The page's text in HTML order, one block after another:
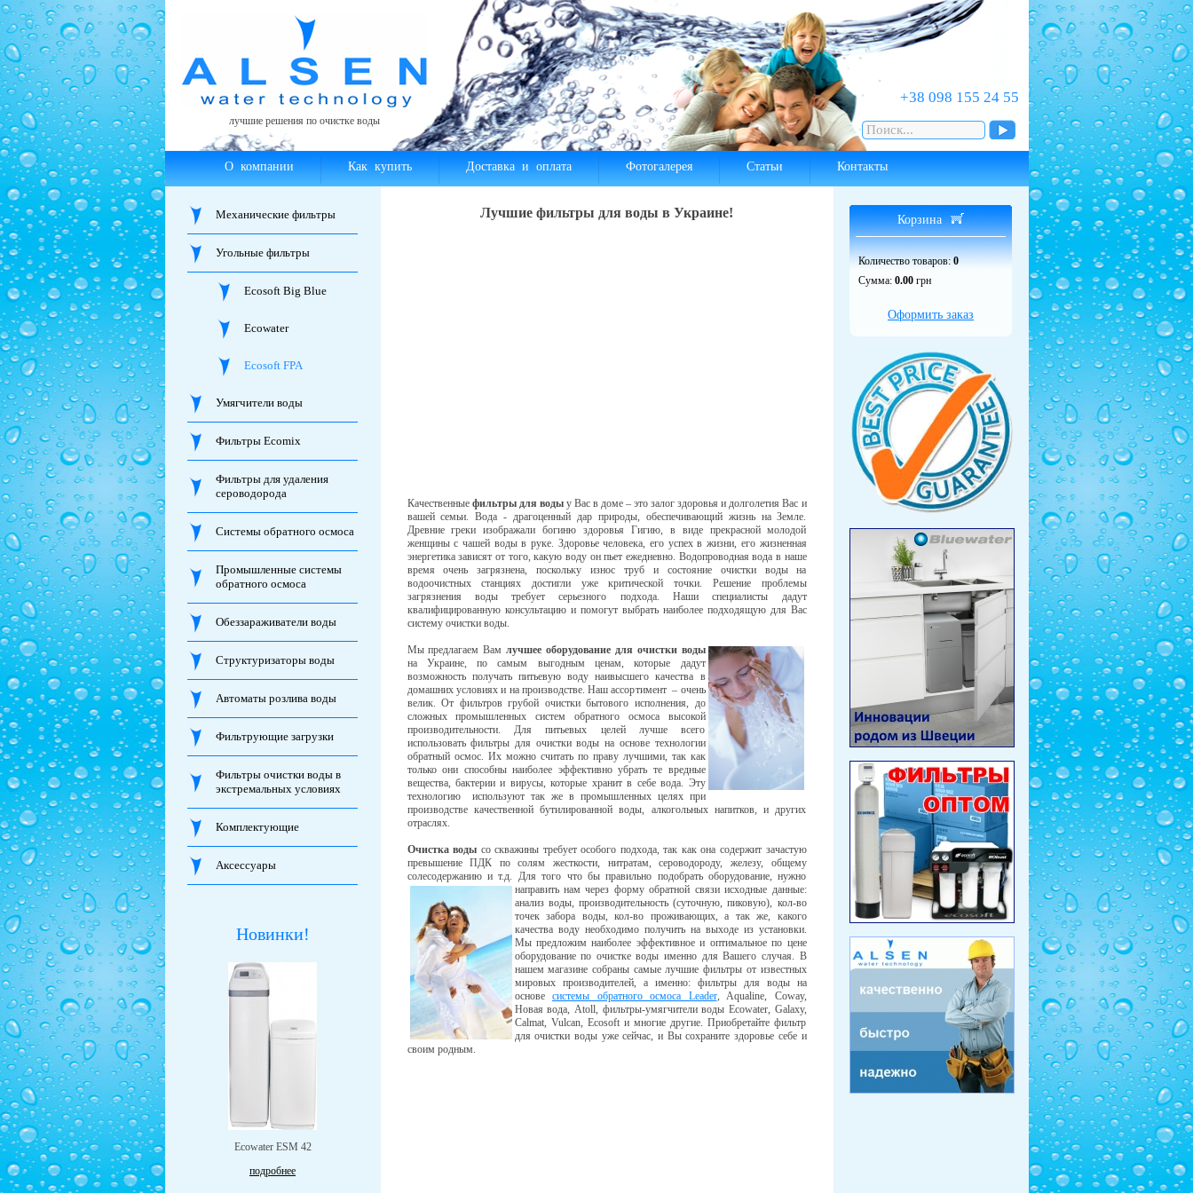
лучшие решения по очистке воды
‎+38 098 155 24 55
О компании Как купить Доставка и оплата Фотогалерея Статьи Контакты
Механические фильтры
Угольные фильтры
Ecosoft Big Blue
Ecowater
Ecosoft FPA
Умягчители воды
Фильтры Ecomix
Фильтры для удаления
сероводорода
Системы обратного осмоса
Промышленные системы
обратного осмоса
Обеззараживатели воды
Структуризаторы воды
Автоматы розлива воды
Фильтрующие загрузки
Фильтры очистки воды в
экстремальных условиях
Комплектующие
Аксессуары
Новинки!
Ecowater ESM 42
подробнее
Лучшие фильтры для воды в Украине!
Качественные фильтры для водыу Вас в доме – это залог здоровья и долголетия Вас и
вашей семьи. Вода - драгоценный дар природы, обеспечивающий жизнь на Земле.
Древние греки изображали богиню здоровья Гигию, в виде прекрасной молодой
женщины с чашей воды в руке. Здоровье человека, его успех в жизни, его жизненная
энергетика зависят от того, какую воду он пьет ежедневно. Водопроводная вода в наше
время очень загрязнена, поскольку износ труб и состояние очистки воды на
водоочистных станциях достигли уже критической точки. Решение проблемы
загрязнения воды требует серьезного подхода. Наши специалисты дадут
квалифицированную консультацию и помогут выбрать наиболее подходящую для Вас
систему очистки воды.
Мы предлагаем Вамлучшее оборудование для очистки воды
на Украине, по самым выгодным ценам, которые дадут
возможность получать питьевую воду наивысшего качества в
домашних условиях и на производстве. Наш ассортимент – очень
велик. От фильтров грубой очистки бытового исполнения, до
сложных промышленных систем обратного осмоса высокой
производительности. Для питьевых целей лучше всего
использовать фильтры для очистки воды на основе технологии
обратный осмос. Их можно считать по праву лучшими, так как
только они способны наиболее эффективно убрать те вредные
вещества, бактерии и вирусы, которые хранит в себе вода. Эту
технологию используют так же в промышленных целях при
производстве качественной бутилированной воды, алкогольных напитков, и других
отраслях.
Очистка воды со скважины требует особого подхода, так как она содержит зачастую
превышение ПДК по солям жесткости, нитратам, сероводороду, железу, общему
солесодержанию и т.д. Для того что бы правильно подобрать оборудование, нужно
направить нам через формуобратной связи исходные данные:
анализ воды, производительность (суточную, пиковую), кол-во
точек забора воды, кол-во проживающих, а так же, какого
качества воду необходимо получить на выходе из установки.
Мы предложим наиболее эффективное и оптимальное по цене
оборудование по очистке воды именно для Вашего случая. В
нашем магазине собраны самые лучшие фильтры от известных
мировых производителей, а именно: фильтры для воды на
основе системы обратного осмоса Leader, Aqualine, Coway,
Новая вода, Atoll, фильтры-умягчители воды Ecowater, Galaxy,
Calmat, Vulcan, Ecosoft и многие другие. Приобретайте фильтр
для очистки воды уже сейчас, и Вы сохраните здоровье себе и
своим родным.
Корзина
Количество товаров: 0
Сумма: 0.00 грн
Оформить заказ